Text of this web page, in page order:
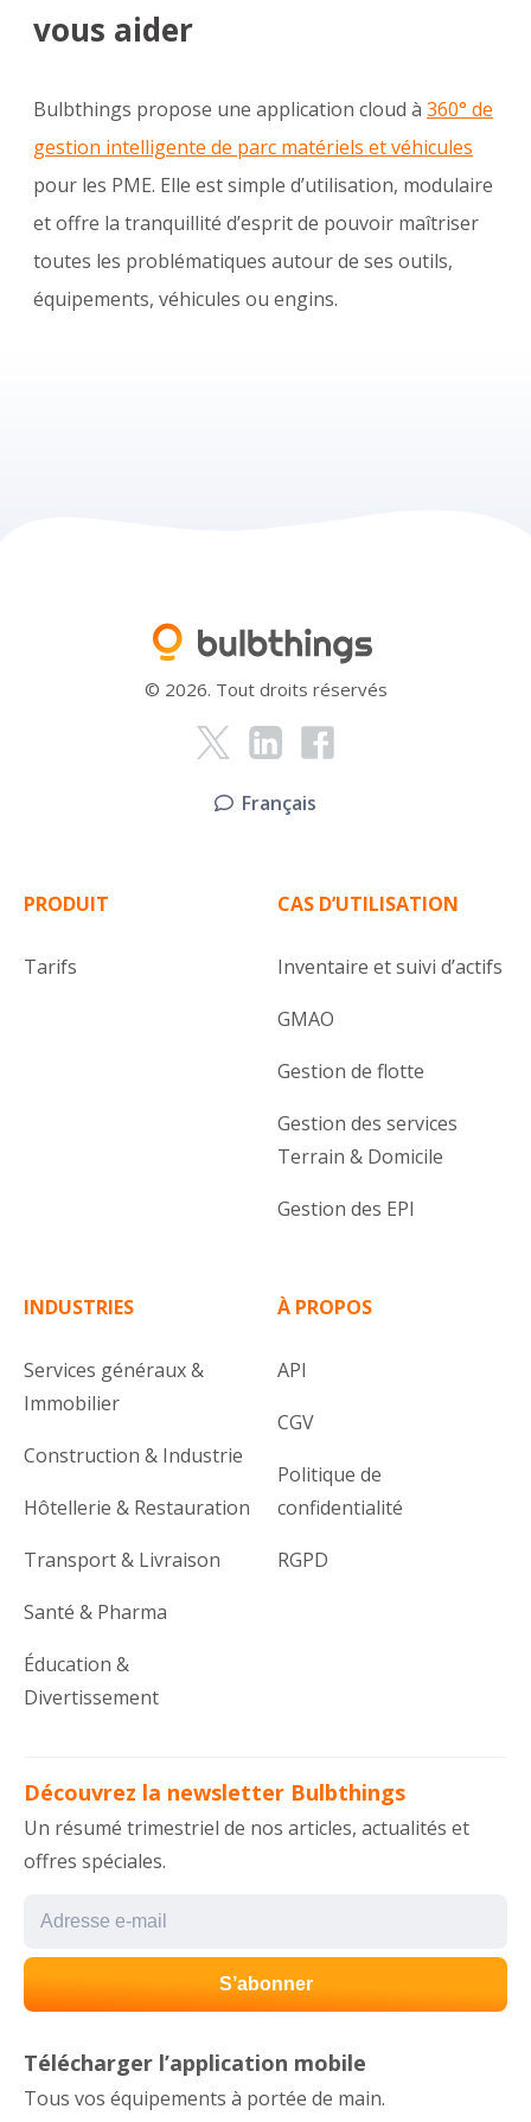
vous aider
Bulbthings propose une application cloud à 360° de
gestion intelligente de parc matériels et véhicules
pour les PME. Elle est simple d’utilisation, modulaire
et offre la tranquillité d’esprit de pouvoir maîtriser
toutes les problématiques autour de ses outils,
équipements, véhicules ou engins.
© 2026. Tout droits réservés
Français
PRODUIT
Tarifs
CAS D’UTILISATION
Inventaire et suivi d’actifs
GMAO
Gestion de flotte
Gestion des services
Terrain & Domicile
Gestion des EPI
INDUSTRIES
Services généraux &
Immobilier
Construction & Industrie
Hôtellerie & Restauration
Transport & Livraison
Santé & Pharma
Éducation &
Divertissement
À PROPOS
API
CGV
Politique de
confidentialité
RGPD
Découvrez la newsletter Bulbthings
Un résumé trimestriel de nos articles, actualités et
offres spéciales.
Télécharger l’application mobile
Tous vos équipements à portée de main.